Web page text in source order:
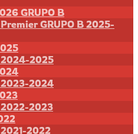
GRUPO B
GRUPO B 2025-
2024-2025
2023-2024
2023
2022